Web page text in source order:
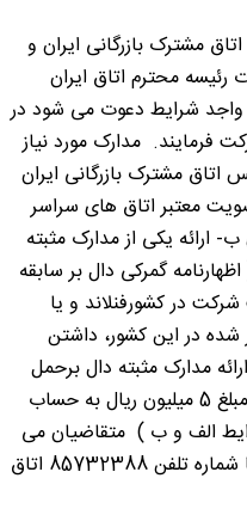
مشترک بازرگانی ایران و
12/16 توسط هیات رئیسه محترم اتاق ایران
واجد شرایط دعوت می شود در
مدارک مورد نیاز
مشترک بازرگانی ایران
معتبر اتاق های سراسر
ارائه یکی از مدارک مثبته
گمرکی دال بر سابقه
در کشورفنلاند و یا
شده در این کشور، داشتن
مدارک مثبته دال برحمل
بار از یا به مقصد کشورفنلاند) • واریز مبلغ 5 میلیون ریال به حساب
الف و ب ) متقاضیان می
توانند جهت کسب اطلاعات تکمیلی با شماره تلفن 85732388 اتاق